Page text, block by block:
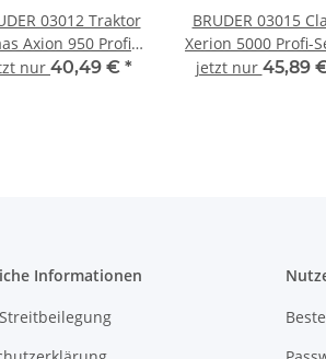
03012 Traktor
Axion 950 Profi-
bworld 1:16
nur 40,49 € *
BRUDER 03015
Xerion 5000 Profi-
bworld 1:16
jetzt nur 45,89
Informationen